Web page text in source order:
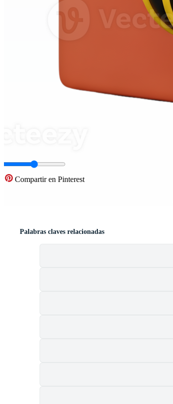
Compartir en Pinterest
Palabras claves relacionadas